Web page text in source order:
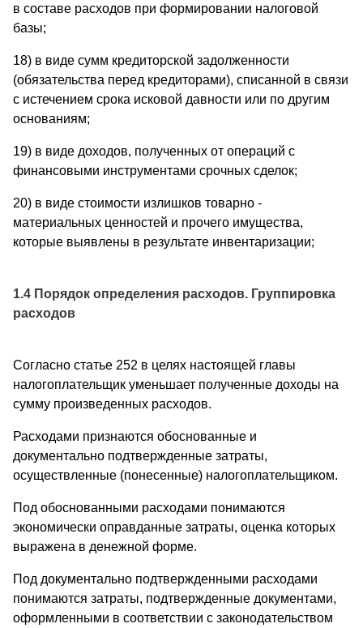
в составе расходов при формировании налоговой
базы;
18) в виде сумм кредиторской задолженности
(обязательства перед кредиторами), списанной в связи
с истечением срока исковой давности или по другим
основаниям;
19) в виде доходов, полученных от операций с
финансовыми инструментами срочных сделок;
20) в виде стоимости излишков товарно -
материальных ценностей и прочего имущества,
которые выявлены в результате инвентаризации;
1.4 Порядок определения расходов. Группировка
расходов
Согласно статье 252 в целях настоящей главы
налогоплательщик уменьшает полученные доходы на
сумму произведенных расходов.
Расходами признаются обоснованные и
документально подтвержденные затраты,
осуществленные (понесенные) налогоплательщиком.
Под обоснованными расходами понимаются
экономически оправданные затраты, оценка которых
выражена в денежной форме.
Под документально подтвержденными расходами
понимаются затраты, подтвержденные документами,
оформленными в соответствии с законодательством